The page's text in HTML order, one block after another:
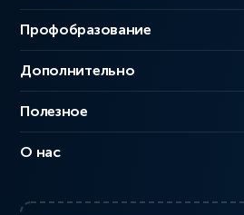
Профобразование
Дополнительно
Полезное
О нас